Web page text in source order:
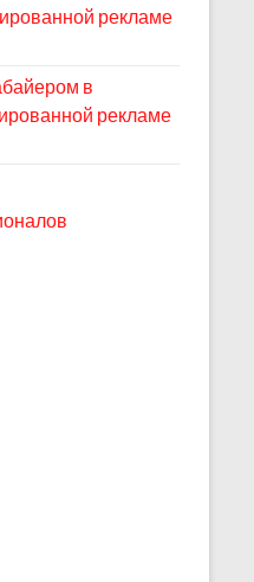
рекламе
в
рекламе